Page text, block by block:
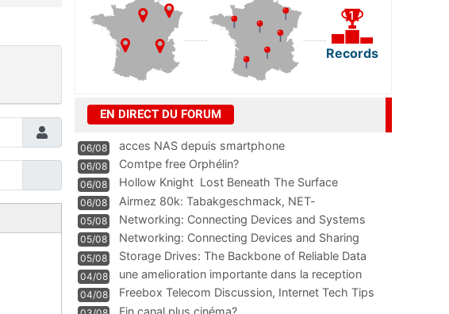
Records
EN DIRECT DU FORUM
06/08 acces NAS depuis smartphone
06/08 Comtpe free Orphélin?
06/08 Hollow Knight  Lost Beneath The Surface
06/08
Airmez 80k: Tabakgeschmack, NET-
Technologie und Leistung im
05/08 Networking: Connecting Devices and Systems
05/08
Networking: Connecting Devices and Sharing
Information
05/08
Storage Drives: The Backbone of Reliable Data
Management
04/08
une amelioration importante dans la reception
WIFI
04/08
Freebox Telecom Discussion, Internet Tech Tips
Communi
Fin canal plus cinéma?